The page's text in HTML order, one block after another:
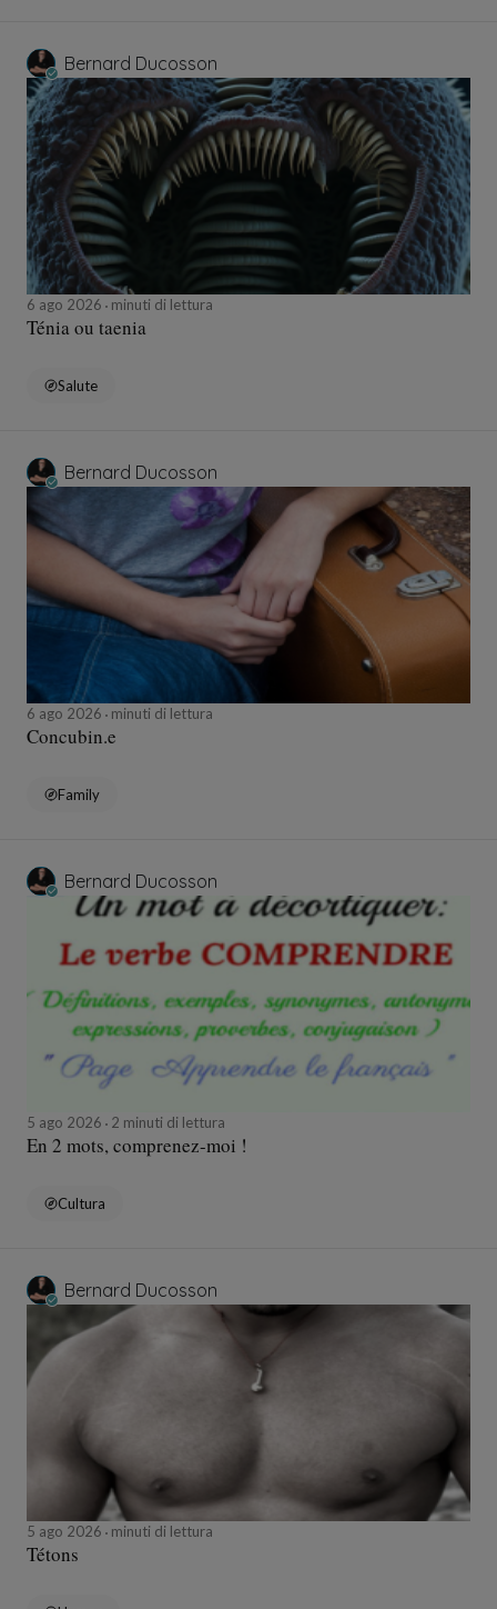
Bernard Ducosson
6 ago 2026 minuti di lettura
Ténia ou taenia
Salute
Bernard Ducosson
6 ago 2026 minuti di lettura
Concubin.e
Family
Bernard Ducosson
5 ago 2026 2 minuti di lettura
En 2 mots, comprenez-moi !
Cultura
Bernard Ducosson
5 ago 2026 minuti di lettura
Tétons